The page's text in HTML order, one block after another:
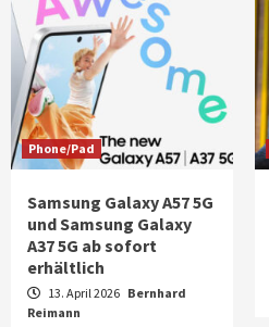
Phone/Pad
Samsung Galaxy A57 5G
und Samsung Galaxy
A37 5G ab sofort
erhältlich
13. April 2026 Bernhard
Reimann